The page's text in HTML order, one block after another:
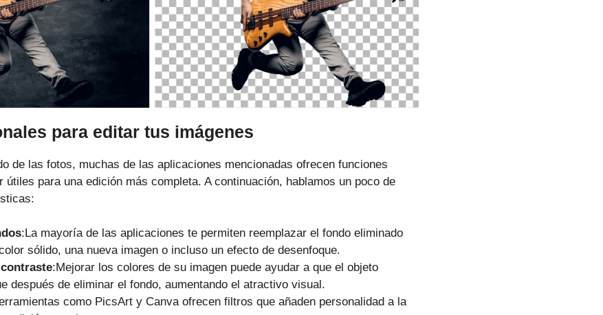
para editar tus imágenes
de las fotos, muchas de las aplicaciones mencionadas ofrecen funciones
útiles para una edición más completa. A continuación, hablamos un poco de
:La mayoría de las aplicaciones te permiten reemplazar el fondo eliminado
sólido, una nueva imagen o incluso un efecto de desenfoque.
:Mejorar los colores de su imagen puede ayudar a que el objeto
después de eliminar el fondo, aumentando el atractivo visual.
como PicsArt y Canva ofrecen filtros que añaden personalidad a la